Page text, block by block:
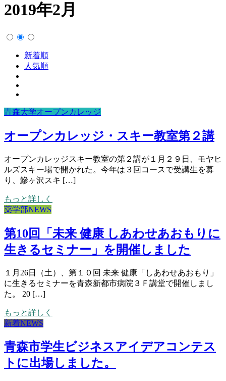
2019年2月
新着順
人気順
青森大学オープンカレッジ
オープンカレッジ・スキー教室第２講
オープンカレッジスキー教室の第２講が１月２９日、モヤヒ
ルズスキー場で開かれた。今年は３回コースで受講生を募
り、鰺ヶ沢スキ […]
もっと詳しく
薬学部NEWS
第10回「未来 健康 しあわせあおもりに
生きるセミナー」を開催しました
１月26日（土）、第１０回 未来 健康「しあわせあおもり」
に生きるセミナーを青森新都市病院３Ｆ講堂で開催しまし
た。 20 […]
もっと詳しく
新着NEWS
青森市学生ビジネスアイデアコンテス
トに出場しました。